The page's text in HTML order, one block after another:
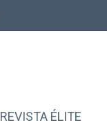
REVISTA ÉLITE